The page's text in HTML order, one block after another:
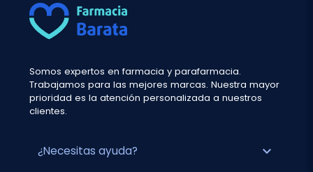
Somos expertos en farmacia y parafarmacia.
Trabajamos para las mejores marcas. Nuestra mayor
prioridad es la atención personalizada a nuestros
clientes.
¿Necesitas ayuda? expand_more